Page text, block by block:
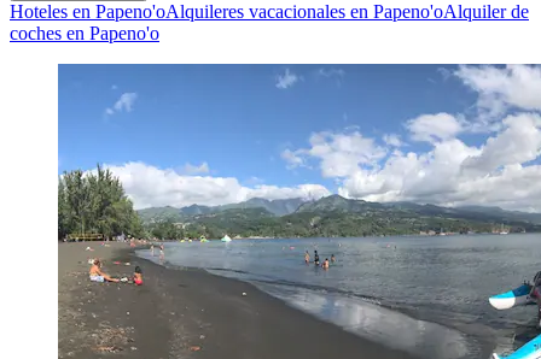
Hoteles en Papeno'oAlquileres vacacionales en Papeno'oAlquiler de
coches en Papeno'o